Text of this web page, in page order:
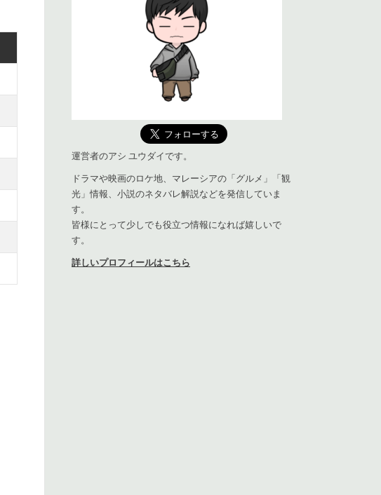
運営者のアシ ユウダイです。
ドラマや映画のロケ地、マレーシアの「グルメ」「観
光」情報、小説のネタバレ解説などを発信していま
す。
皆様にとって少しでも役立つ情報になれば嬉しいで
す。
詳しいプロフィールはこちら